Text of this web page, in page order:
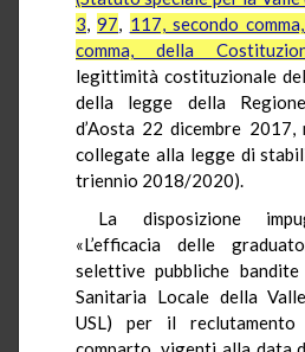
3,97, 117, secondo
comma, della
legittimità costituzionale
della legge della
d’Aosta 22 dicembre
collegate alla legge di
triennio 2018/2020).
La disposizione
«L’efficacia delle
selettive pubbliche bandite
Sanitaria Locale della
USL) per il